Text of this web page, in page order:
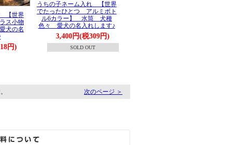
【世界
ス小物
犬の名
円)
うちの子ネーム入れ 【世界
でたったひとつ アルミボト
ル6カラー】 水筒 犬種
色々 愛犬の名入れします♪
3,400円(税309円)
SOLD OUT
次のページ ＞